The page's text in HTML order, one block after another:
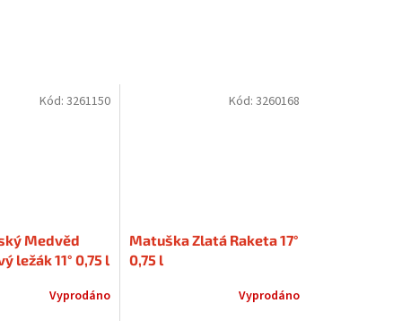
Medvěd
ležák 11° 0,75 l
Vyprodáno
Kód:3261150
Matuška Zlatá Raketa 17°
0,75 l
Vyprodáno
Kód: 3260168